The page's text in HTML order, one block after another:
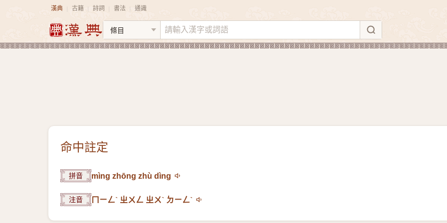
漢典 古籍 詩詞 書法 通識
命中註定
拼音 mìng zhōng zhù dìng
注音 ㄇㄧㄥˋ ㄓㄨㄥ ㄓㄨˋ ㄉㄧㄥˋ